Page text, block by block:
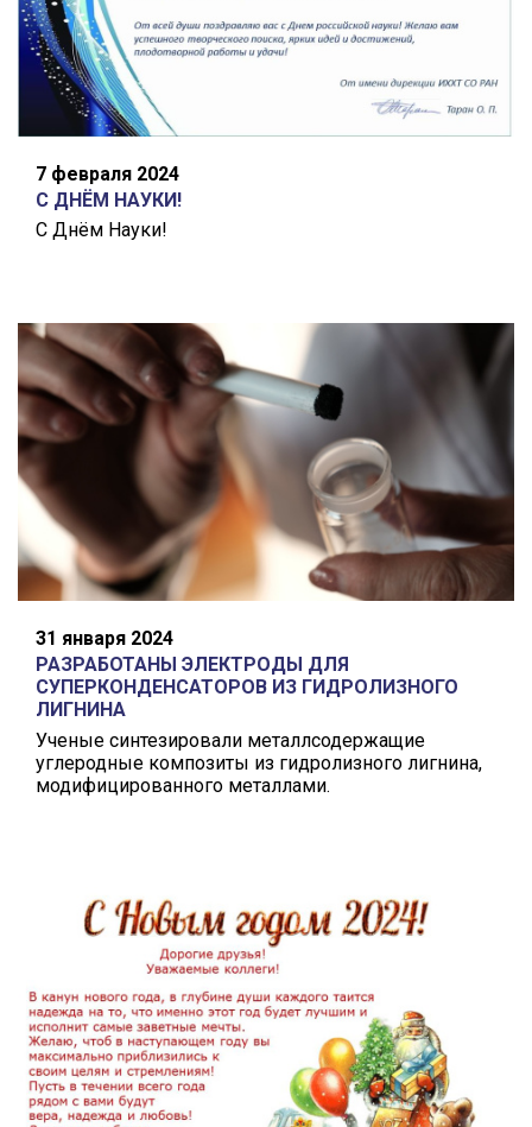
7 февраля 2024
С ДНЁМ НАУКИ!
С Днём Науки!
31 января 2024
РАЗРАБОТАНЫ ЭЛЕКТРОДЫ ДЛЯ
СУПЕРКОНДЕНСАТОРОВ ИЗ ГИДРОЛИЗНОГО
ЛИГНИНА
Ученые синтезировали металлсодержащие
углеродные композиты из гидролизного лигнина,
модифицированного металлами.